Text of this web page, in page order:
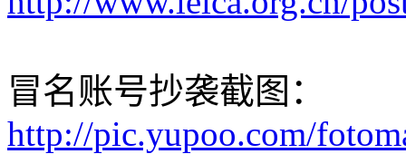
冒名账号抄袭截图：
http://pic.yupoo.com/